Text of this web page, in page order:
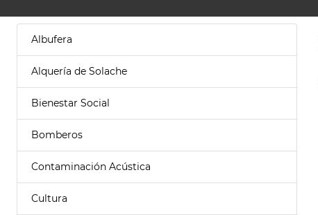
Albufera
Alquería de Solache
Bienestar Social
Bomberos
Contaminación Acústica
Cultura